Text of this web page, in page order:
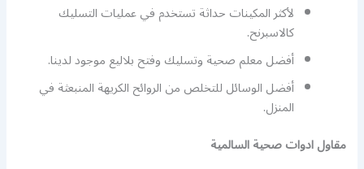
لأكثر المكينات حداثة تستخدم في عمليات التسليك
كالاسبرنح.
أفضل معلم صحية وتسليك وفتح بلاليع موجود لدينا.
أفضل الوسائل للتخلص من الروائح الكريهة المنبعثة في
المنزل.
مقاول ادوات صحية السالمية